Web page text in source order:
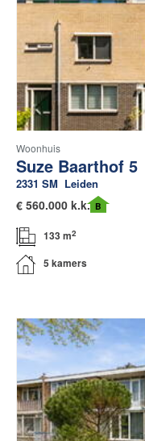
Woonhuis
Suze Baarthof 5
2331 SM Leiden
€ 560.000 k.k. B
133 m2
5 kamers